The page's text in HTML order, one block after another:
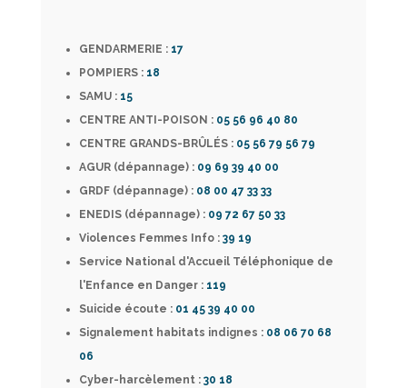
GENDARMERIE : 17
POMPIERS : 18
SAMU : 15
CENTRE ANTI-POISON : 05 56 96 40 80
CENTRE GRANDS-BRÛLÉS : 05 56 79 56 79
AGUR (dépannage) : 09 69 39 40 00
GRDF (dépannage) : 08 00 47 33 33
ENEDIS (dépannage) : 09 72 67 50 33
Violences Femmes Info : 39 19
Service National d'Accueil Téléphonique de
l'Enfance en Danger : 119
Suicide écoute : 01 45 39 40 00
Signalement habitats indignes : 08 06 70 68
06
Cyber-harcèlement: 30 18